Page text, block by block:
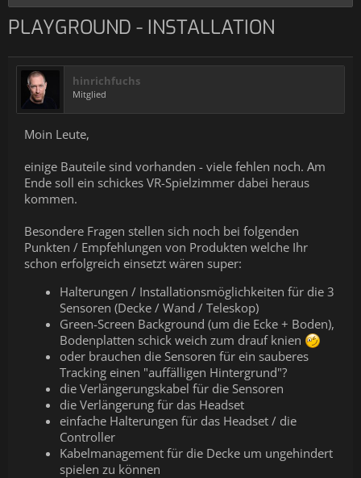
PLAYGROUND - INSTALLATION
hinrichfuchs
Mitglied
Moin Leute,
einige Bauteile sind vorhanden - viele fehlen noch. Am
Ende soll ein schickes VR-Spielzimmer dabei heraus
kommen.
Besondere Fragen stellen sich noch bei folgenden
Punkten / Empfehlungen von Produkten welche Ihr
schon erfolgreich einsetzt wären super:
Halterungen / Installationsmöglichkeiten für die 3
Sensoren (Decke / Wand / Teleskop)
Green-Screen Background (um die Ecke + Boden),
Bodenplatten schick weich zum drauf knien
oder brauchen die Sensoren für ein sauberes
Tracking einen "auffälligen Hintergrund"?
die Verlängerungskabel für die Sensoren
die Verlängerung für das Headset
einfache Halterungen für das Headset / die
Controller
Kabelmanagement für die Decke um ungehindert
spielen zu können